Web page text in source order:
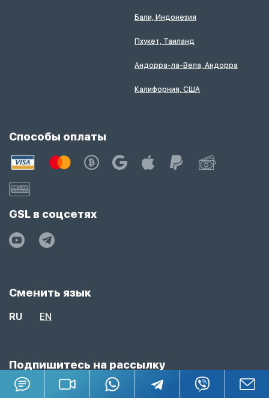
Бали, Индонезия
Пхукет, Таиланд
Андорра-ла-Вела, Андорра
Калифорния, США
Способы оплаты
GSL в соцсетях
Сменить язык
RU EN
Подпишитесь на рассылку